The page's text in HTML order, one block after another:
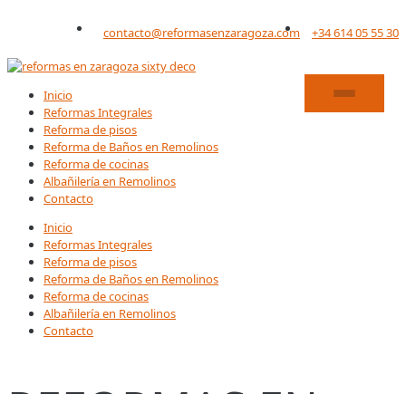
contacto@reformasenzaragoza.com +34 614 05 55 30
Inicio
Reformas Integrales
Reforma de pisos
Reforma de Baños en Remolinos
Reforma de cocinas
Albañilería en Remolinos
Contacto
Inicio
Reformas Integrales
Reforma de pisos
Reforma de Baños en Remolinos
Reforma de cocinas
Albañilería en Remolinos
Contacto